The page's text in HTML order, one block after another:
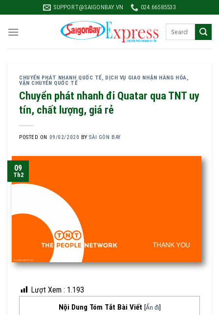
to
content
SUPPORT@SAIGONBAY.VN 024.66585533
CHUYỂN PHÁT NHANH QUỐC TẾ, DỊCH VỤ GIAO NHẬN HÀNG HÓA,
VẬN CHUYỂN QUỐC TẾ
Chuyển phát nhanh đi Quatar qua TNT uy
tín, chất lượng, giá rẻ
POSTED ON 09/02/2020 BYSÀI GÒN BAY
09
Th2
Lượt Xem : 1.193
Nội Dung Tóm Tắt Bài Viết [Ẩn đi]